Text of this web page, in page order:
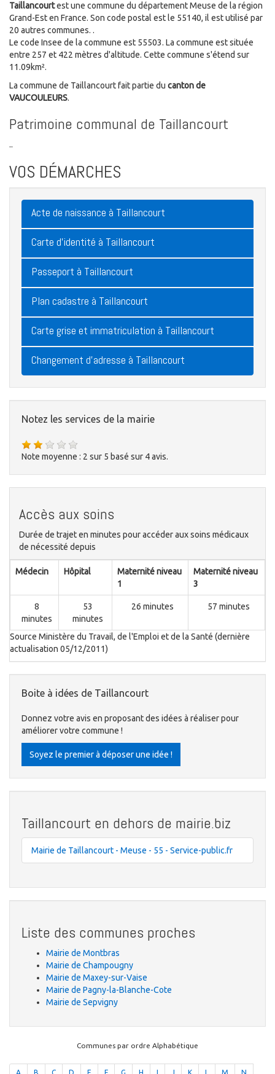
Taillancourtest une commune du département Meuse de la région
Grand-Est en France. Son code postal est le 55140, il est utilisé par
20 autres communes. .
Le code Insee de la commune est 55503. La commune est située
entre 257 et 422 mètres d'altitude. Cette commune s'étend sur
11.09km².
La commune de Taillancourt fait partie du canton de
VAUCOULEURS.
Patrimoine communal de Taillancourt
..
VOS DÉMARCHES
Acte de naissance à Taillancourt
Carte d'identité à Taillancourt
Passeport à Taillancourt
Plan cadastre à Taillancourt
Carte grise et immatriculation à Taillancourt
Changement d'adresse à Taillancourt
Notez les services de la mairie
Note moyenne : 2 sur 5 basé sur 4avis.
Accès aux soins
Durée de trajet en minutes pour accéder aux soins médicaux
de nécessité depuis
Médecin Hôpital
Maternité niveau
1
Maternité niveau
3
8
minutes
53
minutes
26 minutes 57 minutes
Source Ministère du Travail, de l'Emploi et de la Santé (dernière
actualisation 05/12/2011)
Boite à idées de Taillancourt
Donnez votre avis en proposant des idées à réaliser pour
améliorer votre commune !
Soyez le premier à déposer une idée !
Taillancourt en dehors de mairie.biz
Mairie de Taillancourt - Meuse - 55 - Service-public.fr
Liste des communes proches
Mairie de Montbras
Mairie de Champougny
Mairie de Maxey-sur-Vaise
Mairie de Pagny-la-Blanche-Cote
Mairie de Sepvigny
Communes par ordre Alphabétique